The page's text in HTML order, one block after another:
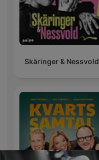
Skäringer & Nessvold